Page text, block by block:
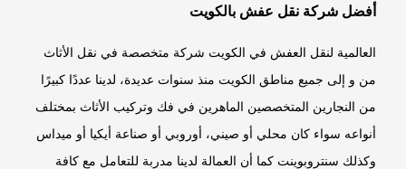
أفضل شركة نقل عفش بالكويت
العالمية لنقل العفش في الكويت شركة متخصصة في نقل الأثاث
من و إلى جميع مناطق الكويت منذ سنوات عديدة، لدينا عددًا كبيرًا
من النجارين المتخصصين الماهرين في فك وتركيب الأثاث بمختلف
أنواعه سواء كان محلي أو صيني، أوروبي أو صناعة أيكيا أو ميداس
وكذلك سنتروبوينت كما أن العمالة لدينا مدربة للتعامل مع كافة